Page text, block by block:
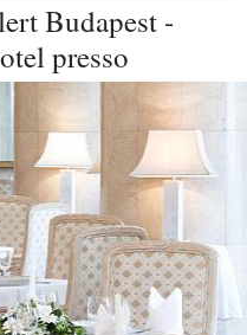
Budapest -
presso